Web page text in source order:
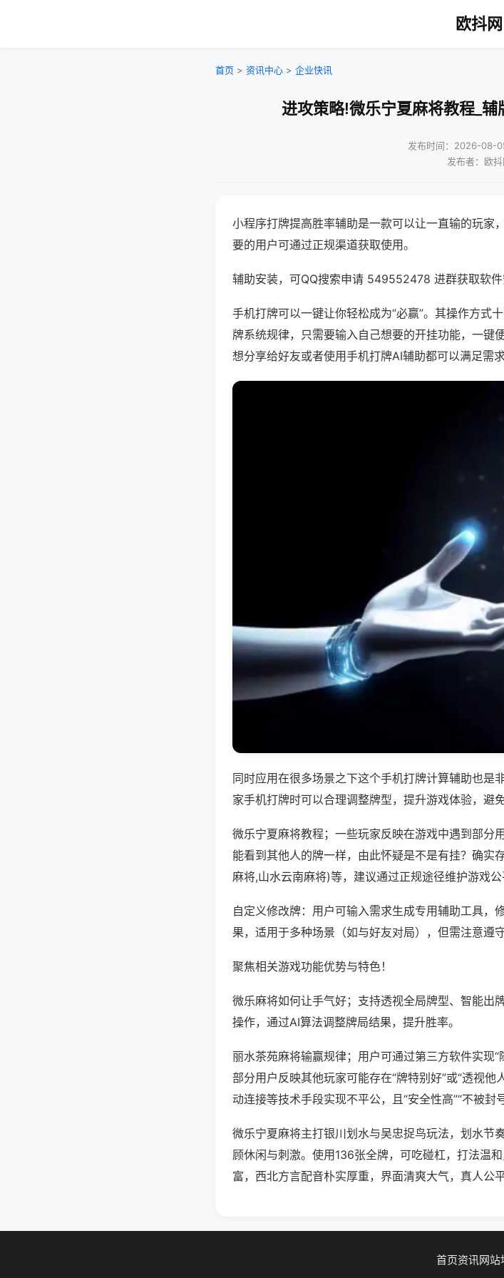
欧抖网
首页 > 资讯中心 > 企业快讯
进攻策略!微乐宁夏麻将教程_
发布时间：2026-08-
发布者：欧抖
小程序打牌提高胜率辅助是一款可以让一直输的玩家
要的用户可通过正规渠道获取使用。
辅助安装，可QQ搜索申请 549552478 进群获取软
手机打牌可以一键让你轻松成为“必赢”。其操作方式
牌系统规律，只需要输入自己想要的开挂功能，一键
想分享给好友或者使用手机打牌AI辅助都可以满足需求
同时应用在很多场景之下这个手机打牌计算辅助也是
家手机打牌时可以合理调整牌型，提升游戏体验，避
微乐宁夏麻将教程；一些玩家反映在游戏中遇到部分
能看到其他人的牌一样，由此怀疑是不是有挂？确实
麻将,山水云南麻将)等，建议通过正规途径维护游戏公
自定义修改牌：用户可输入需求生成专用辅助工具，
果，适用于多种场景（如与好友对局），但需注意遵
聚焦相关游戏功能优势与特色！
微乐麻将如何让手气好；支持透视全局牌型、智能出
操作，通过AI算法调整牌局结果，提升胜率。
丽水茶苑麻将输赢规律；用户可通过第三方软件实现“
部分用户反映其他玩家可能存在“牌特别好”或“透视
动连接等技术手段实现不平公，且“安全性高”“不被封号
微乐宁夏麻将主打银川划水与吴忠捉鸟玩法，划水节
顾休闲与刺激。使用136张全牌，可吃碰杠，打法温
富，西北方言配音朴实厚重，界面清爽大气，真人公平
首页资讯网站